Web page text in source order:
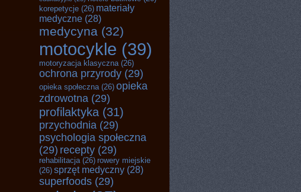
korepetycje (26) materiały
medyczne (28)
medycyna (32)
motocykle (39)
motoryzacja klasyczna(26)
ochrona przyrody (29)
opieka społeczna(26) opieka
zdrowotna (29)
profilaktyka (31)
przychodnia (29)
psychologia społeczna
(29) recepty (29)
rehabilitacja(26) rowery miejskie
(26) sprzęt medyczny (28)
superfoods (29)